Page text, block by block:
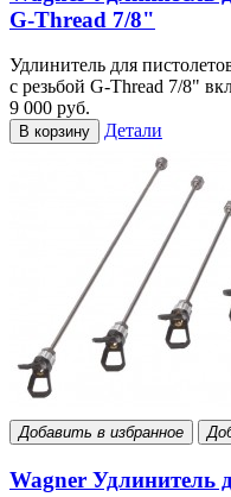
G-Thread 7/8"
Удлинитель для
с резьбой G-Thread 7/8"
9 000 руб.
В корзину Детали
Добавить в избранное
Wagner Удлинитель